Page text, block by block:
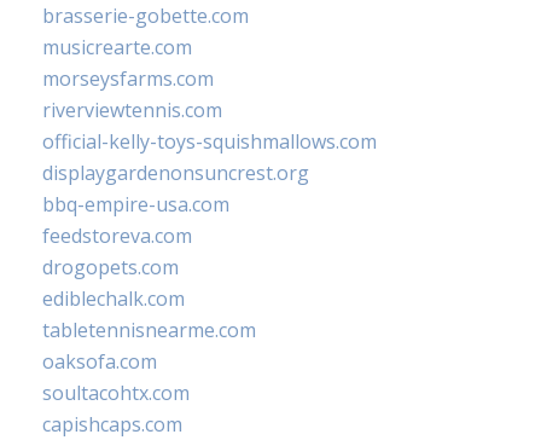
brasserie-gobette.com
musicrearte.com
morseysfarms.com
riverviewtennis.com
official-kelly-toys-squishmallows.com
displaygardenonsuncrest.org
bbq-empire-usa.com
feedstoreva.com
drogopets.com
ediblechalk.com
tabletennisnearme.com
oaksofa.com
soultacohtx.com
capishcaps.com